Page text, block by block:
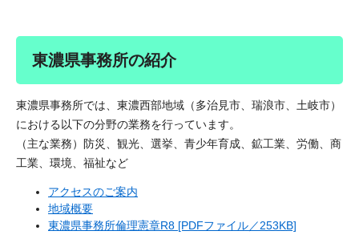
東濃県事務所の紹介
東濃県事務所では、東濃西部地域（多治見市、瑞浪市、土岐市）
における以下の分野の業務を行っています。
（主な業務）防災、観光、選挙、青少年育成、鉱工業、労働、商
工業、環境、福祉など
アクセスのご案内
地域概要
東濃県事務所倫理憲章R8 [PDFファイル／253KB]